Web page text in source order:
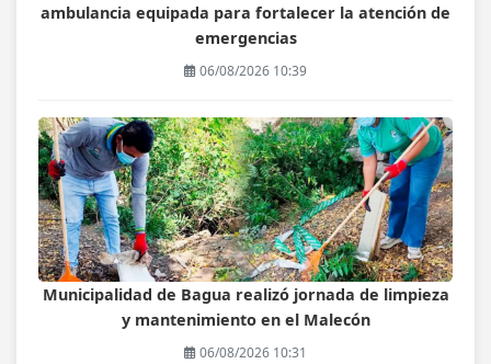
ambulancia equipada para fortalecer la atención de
emergencias
06/08/2026 10:39
Municipalidad de Bagua realizó jornada de limpieza
y mantenimiento en el Malecón
06/08/2026 10:31